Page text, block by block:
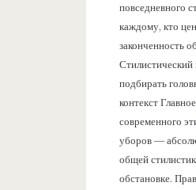
повседневного
каждому, кто
законченность
подбирать
контекст
современного
уборов —
общей
обстановке.